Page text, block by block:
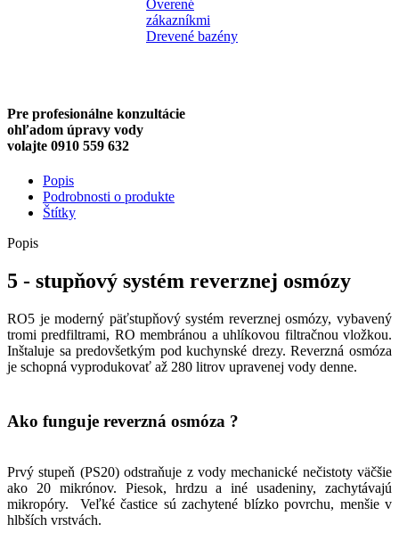
Pre profesionálne konzultácie
ohľadom úpravy vody
volajte 0910 559 632
Popis
Podrobnosti o produkte
Štítky
Popis
5 - stupňový systém reverznej osmózy
RO5 je moderný päťstupňový systém reverznej osmózy, vybavený
tromi predfiltrami, RO membránou a uhlíkovou filtračnou vložkou.
Inštaluje sa predovšetkým pod kuchynské drezy. Reverzná osmóza
je schopná vyprodukovať až 280 litrov upravenej vody denne.
Ako funguje reverzná osmóza ?
Prvý stupeň (PS20) odstraňuje z vody mechanické nečistoty väčšie
ako 20 mikrónov. Piesok, hrdzu a iné usadeniny, zachytávajú
mikropóry. Veľké častice sú zachytené blízko povrchu, menšie v
hlbších vrstvách.